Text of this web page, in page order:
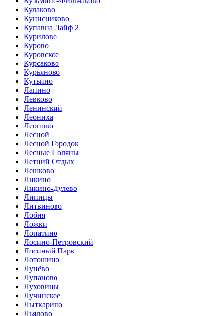
Кулаково
Кунисниково
Купавна Лайф 2
Курилово
Курово
Куровское
Курсаково
Курьяново
Кутьино
Лапино
Левково
Ленинский
Леониха
Леоново
Лесной
Лесной Городок
Лесные Поляны
Летний Отдых
Лешково
Ликино
Ликино-Дулево
Липицы
Литвиново
Лобня
Ложки
Лопатино
Лосино-Петровский
Лосиный Парк
Лотошино
Лунёво
Лупаново
Луховицы
Лучинское
Лыткарино
Льялово